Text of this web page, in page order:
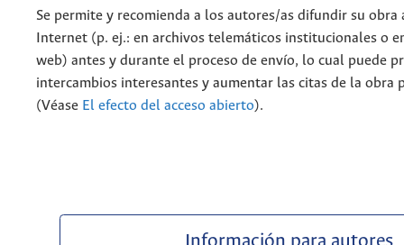
Se permite y recomienda a los autores/as difundir su obra
Internet (p. ej.: en archivos telemáticos institucionales o
web) antes y durante el proceso de envío, lo cual puede
intercambios interesantes y aumentar las citas de la obra
(Véase El efecto del acceso abierto).